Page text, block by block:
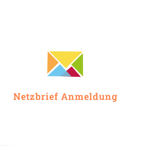
Netzbrief Anmeldung